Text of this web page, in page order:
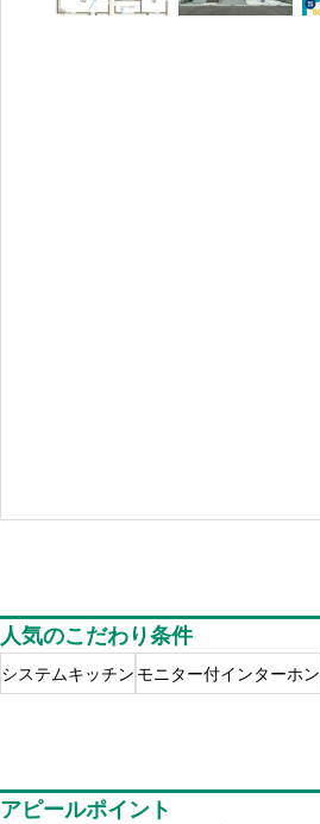
人気のこだわり条件
システムキッチン モニター付インターホン
アピールポイント